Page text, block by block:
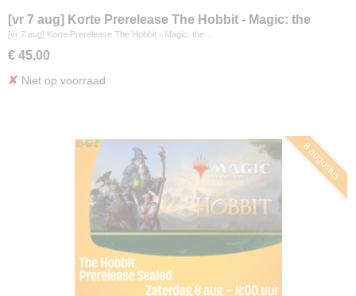
[vr 7 aug] Korte Prerelease The Hobbit - Magic: the
Gathering
[vr 7 aug] Korte Prerelease The Hobbit - Magic: the…
€ 45,00
✘ Niet op voorraad
8 augustus